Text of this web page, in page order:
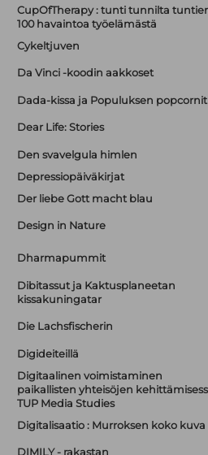
CupOfTherapy : tunti tunnilta
100 havaintoa työelämästä
Cykeltjuven
Da Vinci -koodin aakkoset
Dada-kissa ja Populuksen popcornit
Dear Life: Stories
Den svavelgula himlen
Depressiopäiväkirjat
Der liebe Gott macht blau
Design in Nature
Dharmapummit
Dibitassut ja Kaktusplaneetan
kissakuningatar
Die Lachsfischerin
Digideiteillä
Digitaalinen voimistaminen
paikallisten yhteisöjen
TUP Media Studies
Digitalisaatio : Murroksen koko kuva
DIMILY - rakastan